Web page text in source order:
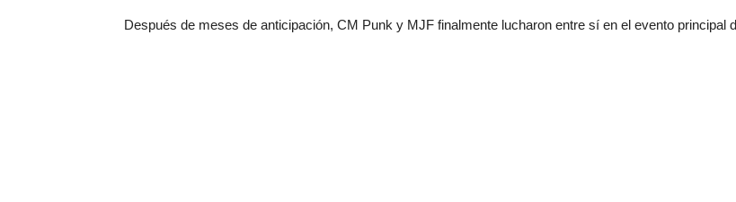
Después de meses de anticipación, CM Punk y MJF finalmente lucharon entre sí en el evento principal